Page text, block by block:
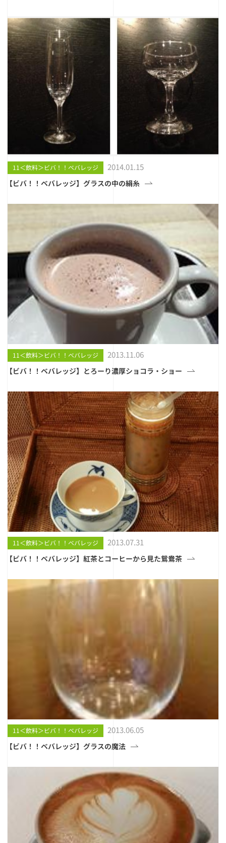
11＜飲料＞ビバ！！ベバレッジ 2014.01.15
【ビバ！！ベバレッジ】グラスの中の絹糸
11＜飲料＞ビバ！！ベバレッジ 2013.11.06
【ビバ！！ベバレッジ】とろーり濃厚ショコラ・ショー
11＜飲料＞ビバ！！ベバレッジ 2013.07.31
【ビバ！！ベバレッジ】紅茶とコーヒーから見た鴛鴦茶
11＜飲料＞ビバ！！ベバレッジ 2013.06.05
【ビバ！！ベバレッジ】グラスの魔法